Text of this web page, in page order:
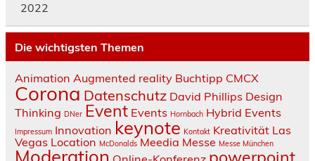
2022
Die wichtigsten Themen
Animation Augmented reality Buchtipp CMCX
Corona Datenschutz David Phillips Design
Thinking DNer Event Events Hornbach Hybrid Events
Impressum Innovation keynote Kontakt Kreativität Las
Vegas Location McDonalds Meedia Messe Messe München
Moderation